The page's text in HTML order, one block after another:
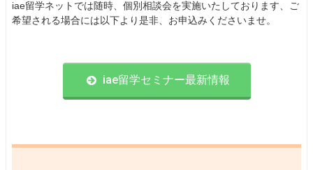
iae留学ネットでは随時、個別相談会を実施いたしております、ご
希望される場合には以下より是非、お申込みくださいませ。
iae留学セミナー最新情報